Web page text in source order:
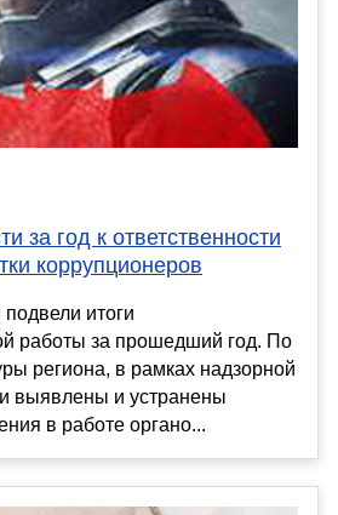
за год к ответственности
коррупционеров
итоги
работы за прошедший год. По
региона, в рамках надзорной
выявлены и устранены
в работе органо...